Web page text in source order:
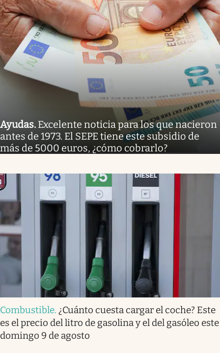
Ayudas. Excelente noticia para los que nacieron
antes de 1973. El SEPE tiene este subsidio de
más de 5000 euros, ¿cómo cobrarlo?
Combustible. ¿Cuánto cuesta cargar el coche? Este
es el precio del litro de gasolina y el del gasóleo este
domingo 9 de agosto